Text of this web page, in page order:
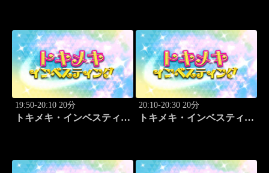
19:50-20:10 20分
トキメキ・インベスティン
20:10-20:30 20分
トキメキ・インベスティン